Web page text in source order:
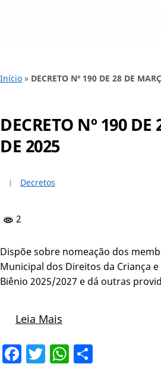
Início » DECRETO Nº 190 DE 28 DE
DECRETO Nº 190 DE
DE 2025
Decretos
2
Dispõe sobre nomeação dos
Municipal dos Direitos da Criança
Biênio 2025/2027 e dá outras
Leia Mais
Facebook
TwitterWhatsApp